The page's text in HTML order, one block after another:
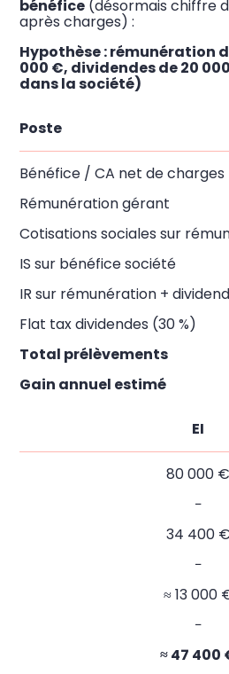
bénéfice (désormais chiffre
après charges) :
Hypothèse : rémunération
000 €, dividendes de 20
dans la société)
Poste
Bénéfice / CA net de charges
Rémunération gérant
Cotisations sociales sur
IS sur bénéfice société
IR sur rémunération +
Flat tax dividendes (30 %)
Total prélèvements
Gain annuel estimé
EI
80 000 €
−
34 400 €
−
≈ 13 000
−
≈ 47 400